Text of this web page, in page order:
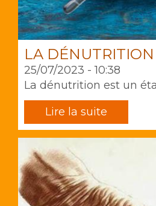
LA DÉNUTRITION
25/07/2023 - 10:38
La dénutrition est un
Lire la suite